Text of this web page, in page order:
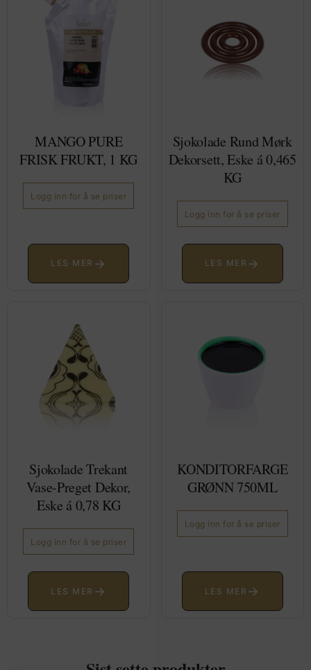
MANGO PURE
FRISK FRUKT, 1 KG
Logg inn for å se priser
LES MER →
Sjokolade Rund Mørk
Dekorsett, Eske á 0,465
KG
Logg inn for å se priser
LES MER →
Sjokolade Trekant
Vase-Preget Dekor,
Eske á 0,78 KG
Logg inn for å se priser
LES MER →
KONDITORFARGE
GRØNN 750ML
Logg inn for å se priser
LES MER →